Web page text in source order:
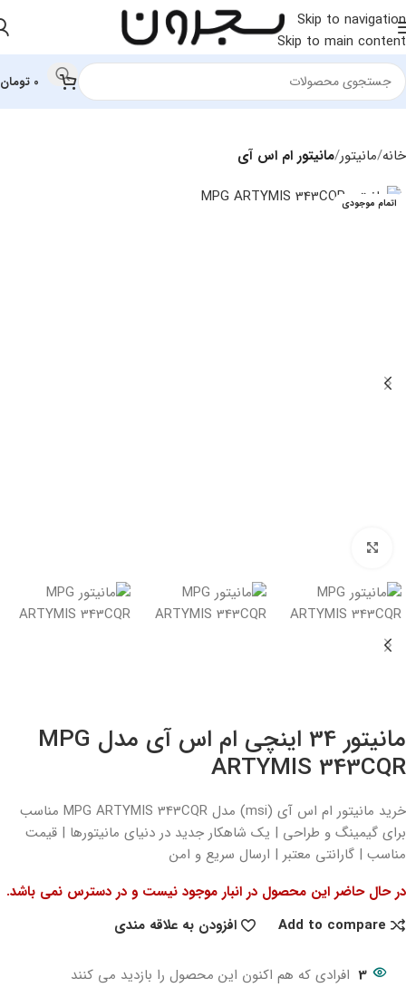
Skip to navigation
Skip to main content
0 تومان
خانه مانیتور مانیتور ام اس آی
اتمام موجودی
مانیتور 34 اینچی ام اس آی مدل MPG
ARTYMIS 343CQR
خرید مانیتور ام اس آی (msi) مدل MPG ARTYMIS 343CQR مناسب
برای گیمینگ و طراحی | یک شاهکار جدید در دنیای مانیتورها | قیمت
مناسب | گارانتی معتبر | ارسال سریع و امن
در حال حاضر این محصول در انبار موجود نیست و در دسترس نمی باشد.
Add to compare
افزودن به علاقه مندی
3 افرادی که هم اکنون این محصول را بازدید می کنند